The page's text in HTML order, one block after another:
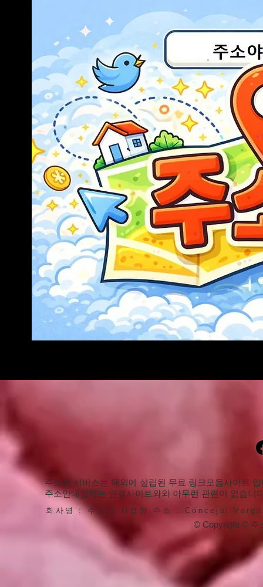
주소야 서비스는 해외에 설립된 무료 링크모음사이트
주소안내업체는 연결사이트와와 아무런 관련이 없습니
회사명 : 주소야 사업장 주소 : Concejal
© Copyright © 주